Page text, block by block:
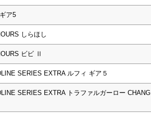
ア5
しらほし
ビビ Ⅱ
SERIES EXTRA ルフィ ギア５
SERIES EXTRA トラファルガーロー CHANG